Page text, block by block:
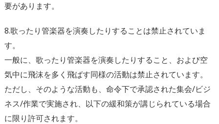
要があります。
8.歌ったり管楽器を演奏したりすることは禁止されていま
す。
一般に、歌ったり管楽器を演奏したりすること、および空
気中に飛沫を多く飛ばす同様の活動は禁止されています。
ただし、そのような活動も、命令下で承認された集会/ビジ
ネス/作業で実施され、以下の緩和策が講じられている場合
に限り許可されます。